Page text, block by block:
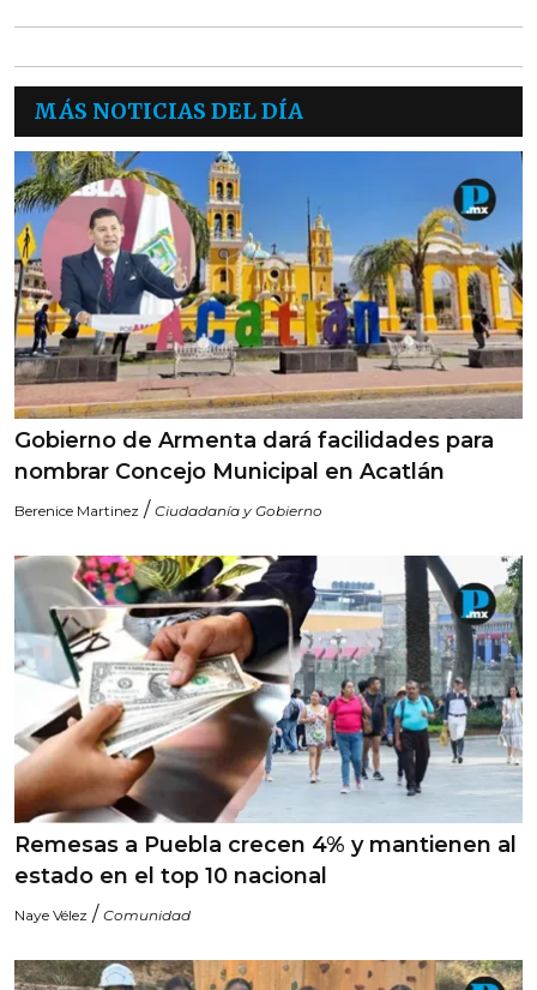
MÁS NOTICIAS DEL DÍA
Gobierno de Armenta dará facilidades para
nombrar Concejo Municipal en Acatlán
Berenice Martinez / Ciudadanía y Gobierno
Remesas a Puebla crecen 4% y mantienen al
estado en el top 10 nacional
Naye Vélez / Comunidad